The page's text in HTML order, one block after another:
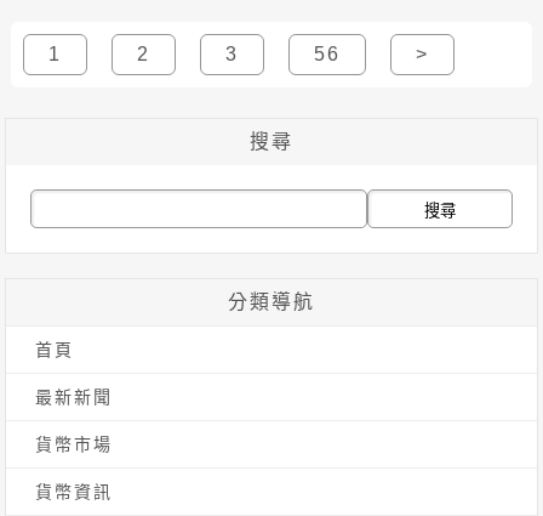
1 2 3 56 >
搜尋
字:
分類導航
首頁
最新新聞
貨幣市場
貨幣資訊